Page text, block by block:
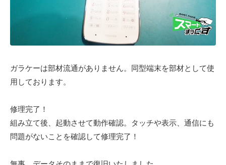
ガラケーは部材流通がありません。同型端末を部材として使
用しております。
修理完了！
組み立て後、起動させて動作確認。タッチや表示、通信にも
問題がないことを確認して修理完了！